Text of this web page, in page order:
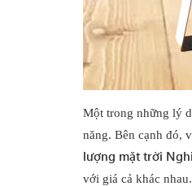
Một trong những lý
năng. Bên cạnh đó,
lượng mặt trời
với giá cả khác